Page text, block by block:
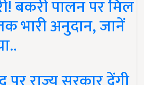
बकरी पालन पर मिल
भारी अनुदान, जानें